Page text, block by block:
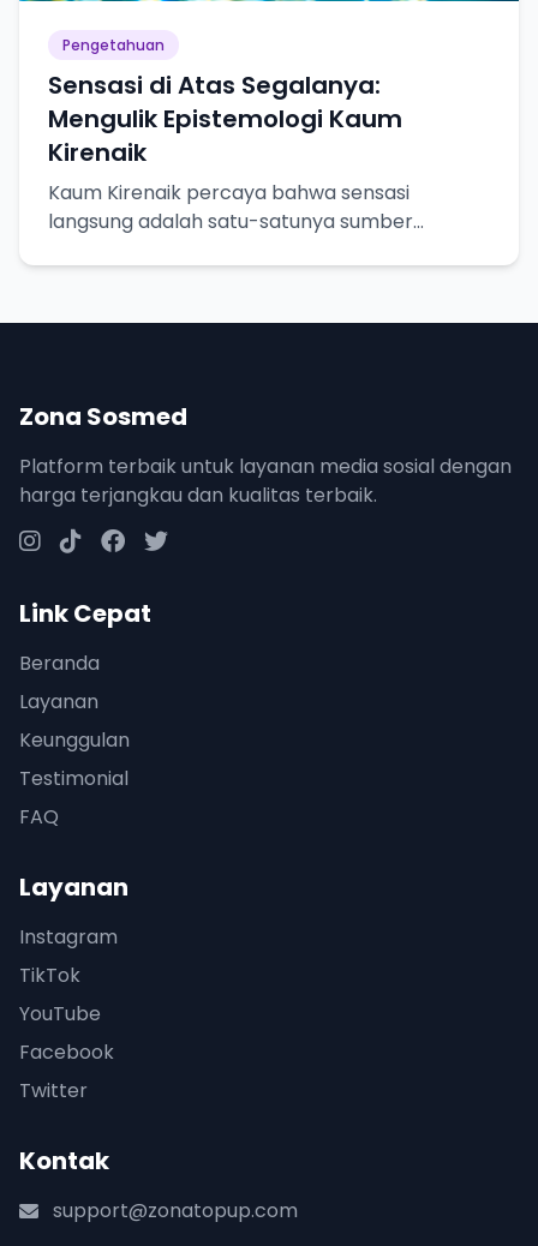
Pengetahuan
Sensasi di Atas Segalanya:
Mengulik Epistemologi Kaum
Kirenaik
Kaum Kirenaik percaya bahwa sensasi
langsung adalah satu-satunya sumber
Zona Sosmed
Platform terbaik untuk layanan media sosial dengan
harga terjangkau dan kualitas terbaik.
Link Cepat
Beranda
Layanan
Keunggulan
Testimonial
FAQ
Layanan
Instagram
TikTok
YouTube
Facebook
Twitter
Kontak
support@zonatopup.com